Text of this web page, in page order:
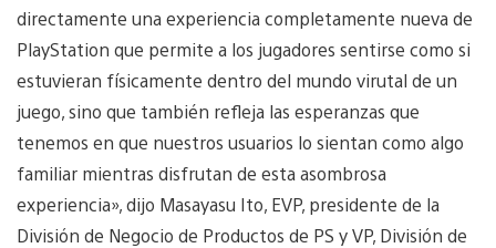
directamente una experiencia completamente nueva de
PlayStation que permite a los jugadores sentirse como si
estuvieran físicamente dentro del mundo virutal de un
juego, sino que también refleja las esperanzas que
tenemos en que nuestros usuarios lo sientan como algo
familiar mientras disfrutan de esta asombrosa
experiencia», dijo Masayasu Ito, EVP, presidente de la
División de Negocio de Productos de PS y VP, División de